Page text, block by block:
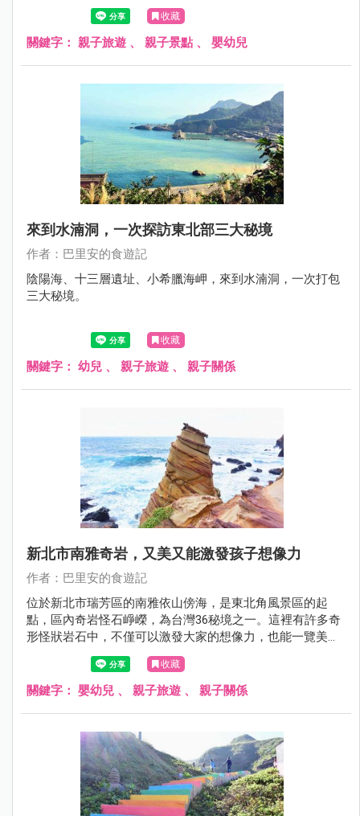
收藏
關鍵字： 親子旅遊 、 親子景點 、 嬰幼兒
來到水湳洞，一次探訪東北部三大秘境
作者：巴里安的食遊記
陰陽海、十三層遺址、小希臘海岬，來到水湳洞，一次打包
三大秘境。
收藏
關鍵字： 幼兒 、 親子旅遊 、 親子關係
新北市南雅奇岩，又美又能激發孩子想像力
作者：巴里安的食遊記
位於新北市瑞芳區的南雅依山傍海，是東北角風景區的起
點，區內奇岩怪石崢嶸，為台灣36秘境之一。這裡有許多奇
形怪狀岩石中，不僅可以激發大家的想像力，也能一覽美麗
收藏
關鍵字： 嬰幼兒 、 親子旅遊 、 親子關係